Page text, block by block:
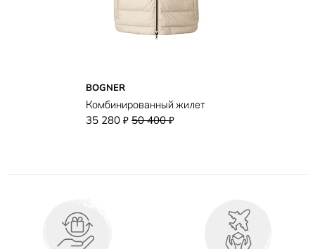
BOGNER
Комбинированный жилет
35 280 ₽ 50 400₽